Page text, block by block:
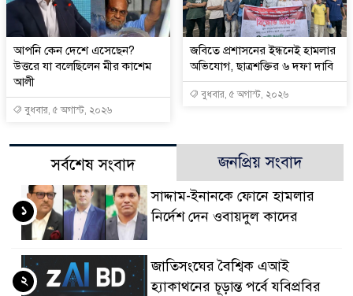
আপনি কেন দেশে এসেছেন?
উত্তরে যা বলেছিলেন মীর কাশেম
আলী
বুধবার, ৫ অগাস্ট, ২০২৬
জবিতে প্রশাসনের ইন্ধনেই হামলার
অভিযোগ, ছাত্রশক্তির ৬ দফা দাবি
বুধবার, ৫ অগাস্ট, ২০২৬
সর্বশেষ সংবাদ জনপ্রিয় সংবাদ
সাদ্দাম-ইনানকে ফোনে হামলার
নির্দেশ দেন ওবায়দুল কাদের
১
জাতিসংঘের বৈশ্বিক এআই
হ্যাকাথনের চূড়ান্ত পর্বে যবিপ্রবির
২